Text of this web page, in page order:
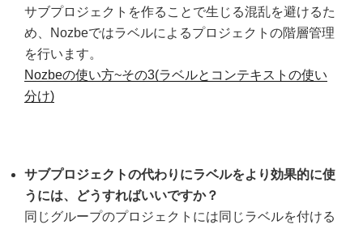
サブプロジェクトを作ることで生じる混乱を避けるた
め、Nozbeではラベルによるプロジェクトの階層管理
を行います。
Nozbeの使い方~その3(ラベルとコンテキストの使い
分け)
サブプロジェクトの代わりにラベルをより効果的に使
うには、どうすればいいですか？
同じグループのプロジェクトには同じラベルを付ける